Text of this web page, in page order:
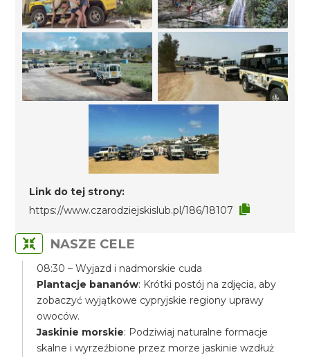
Link do tej strony:
https://www.czarodziejskislub.pl/186/18107
NASZE CELE
08:30 – Wyjazd i nadmorskie cuda
Plantacje bananów: Krótki postój na zdjęcia, aby
zobaczyć wyjątkowe cypryjskie regiony uprawy
owoców.
Jaskinie morskie: Podziwiaj naturalne formacje
skalne i wyrzeźbione przez morze jaskinie wzdłuż